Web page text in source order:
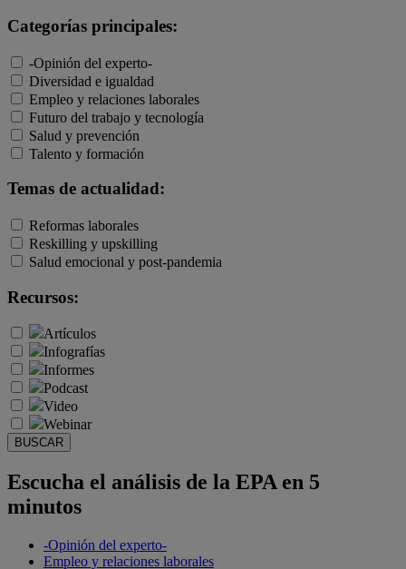
Categorías principales:
-Opinión del experto-
Diversidad e igualdad
Empleo y relaciones laborales
Futuro del trabajo y tecnología
Salud y prevención
Talento y formación
Temas de actualidad:
Reformas laborales
Reskilling y upskilling
Salud emocional y post-pandemia
Recursos:
Artículos
Infografías
Informes
Podcast
Video
Webinar
BUSCAR
Escucha el análisis de la EPA en 5
minutos
-Opinión del experto-
Empleo y relaciones laborales